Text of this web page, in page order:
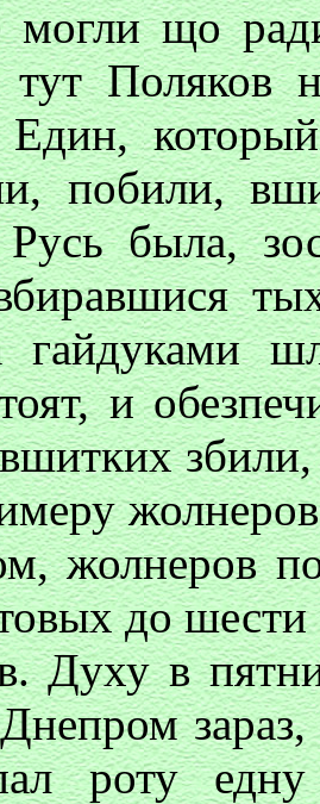
що
Поляков
Един,
побили,
была,
гайдуками
и
жолнеров
до
Духу в
роту